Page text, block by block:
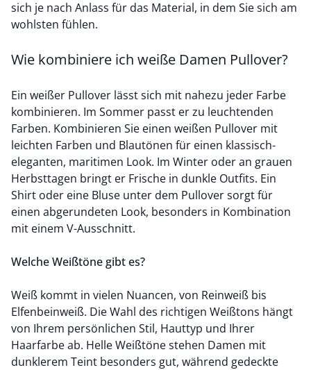
sich je nach Anlass für das Material, in dem Sie sich am
wohlsten fühlen.
Wie kombiniere ich weiße Damen Pullover?
Ein weißer Pullover lässt sich mit nahezu jeder Farbe
kombinieren. Im Sommer passt er zu leuchtenden
Farben. Kombinieren Sie einen weißen Pullover mit
leichten Farben und Blautönen für einen klassisch-
eleganten, maritimen Look. Im Winter oder an grauen
Herbsttagen bringt er Frische in dunkle Outfits. Ein
Shirt oder eine Bluse unter dem Pullover sorgt für
einen abgerundeten Look, besonders in Kombination
mit einem V-Ausschnitt.
Welche Weißtöne gibt es?
Weiß kommt in vielen Nuancen, von Reinweiß bis
Elfenbeinweiß. Die Wahl des richtigen Weißtons hängt
von Ihrem persönlichen Stil, Hauttyp und Ihrer
Haarfarbe ab. Helle Weißtöne stehen Damen mit
dunklerem Teint besonders gut, während gedeckte